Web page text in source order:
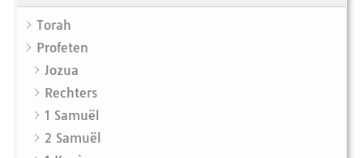
Torah
Profeten
Jozua
Rechters
1 Samuël
2 Samuël